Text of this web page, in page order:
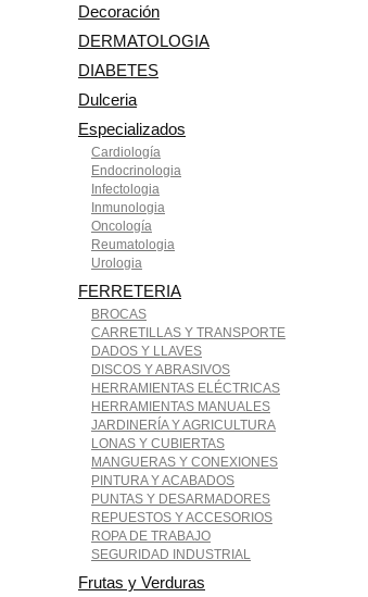
Decoración
DERMATOLOGIA
DIABETES
Dulceria
Especializados
Cardiología
Endocrinologia
Infectologia
Inmunologia
Oncología
Reumatologia
Urologia
FERRETERIA
BROCAS
CARRETILLAS Y TRANSPORTE
DADOS Y LLAVES
DISCOS Y ABRASIVOS
HERRAMIENTAS ELÉCTRICAS
HERRAMIENTAS MANUALES
JARDINERÍA Y AGRICULTURA
LONAS Y CUBIERTAS
MANGUERAS Y CONEXIONES
PINTURA Y ACABADOS
PUNTAS Y DESARMADORES
REPUESTOS Y ACCESORIOS
ROPA DE TRABAJO
SEGURIDAD INDUSTRIAL
Frutas y Verduras